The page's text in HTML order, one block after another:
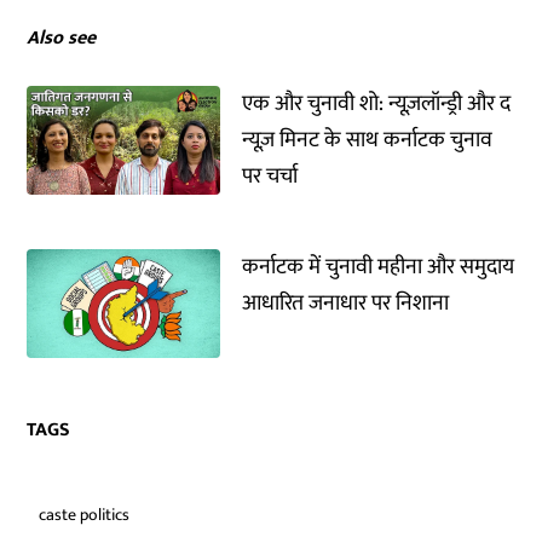
Also see
एक और चुनावी शो: न्यूज़लॉन्ड्री और द
न्यूज़ मिनट के साथ कर्नाटक चुनाव
पर चर्चा
कर्नाटक में चुनावी महीना और समुदाय
आधारित जनाधार पर निशाना
TAGS
caste politics